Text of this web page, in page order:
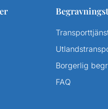
Borgerlig
FAQ